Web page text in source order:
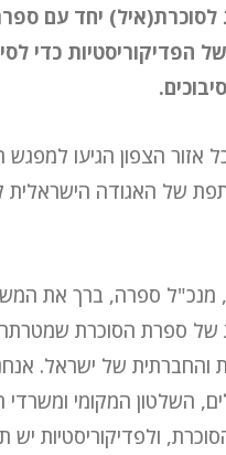
יחד עם
הפדיקוריסטיות כדי
מכל אזור הצפון הגיעו
של האגודה
ספרה, ברך את
של ספרת הסוכרת
והחברתית של ישראל.
השלטון המקומי
ולפדיקוריסטיות